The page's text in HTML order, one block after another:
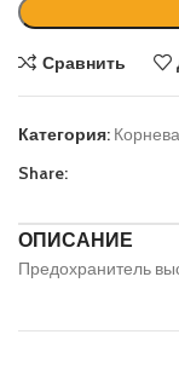
Сравнить
Категория:
Share:
ОПИСАНИЕ
Предохранитель